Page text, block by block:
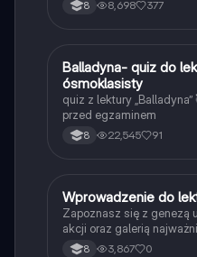
8 8,698 377
BJęzyk polski
Balladyna- quiz do
ósmoklasisty
quiz z lektury
przed egzaminem
8 22,545 91
WJęzyk polski
Wprowadzenie do
Zapoznasz się z genezą
akcji oraz galerią
Adama Mickiewicza.
8 3,867 0